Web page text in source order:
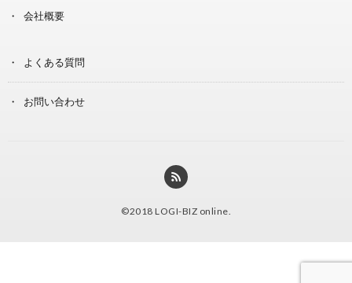
会社概要
よくある質問
お問い合わせ
©2018 LOGI-BIZ online.